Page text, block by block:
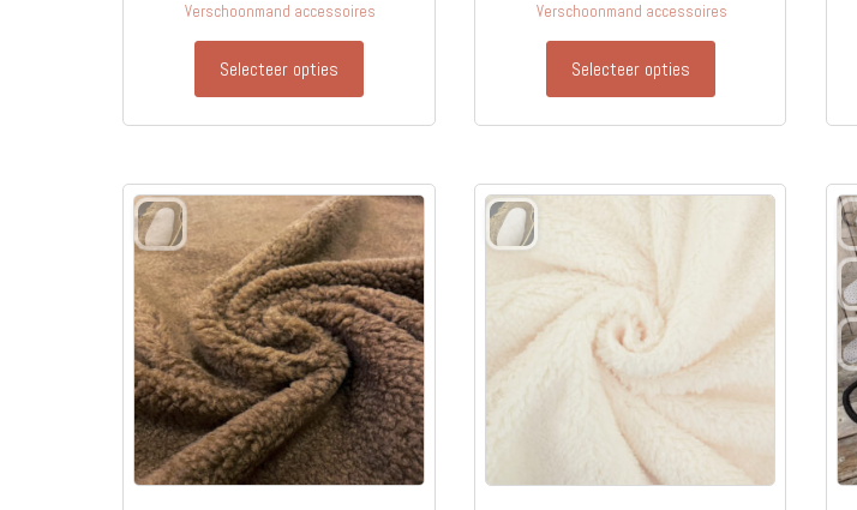
Verschoonmand accessoires
Selecteer opties
Verschoonmand accessoires
Selecteer opties